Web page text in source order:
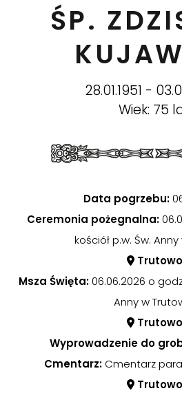
ŚP.
28.01.1951 -
Wiek: 75
Data pogrzebu:
Ceremonia pożegnalna:
kościół p.w. Św.
Trutowo
Msza Święta:06.06.2026 o
Anny w
Trutowo
Wyprowadzenie do
Cmentarz:Cmentarz
Trutowo